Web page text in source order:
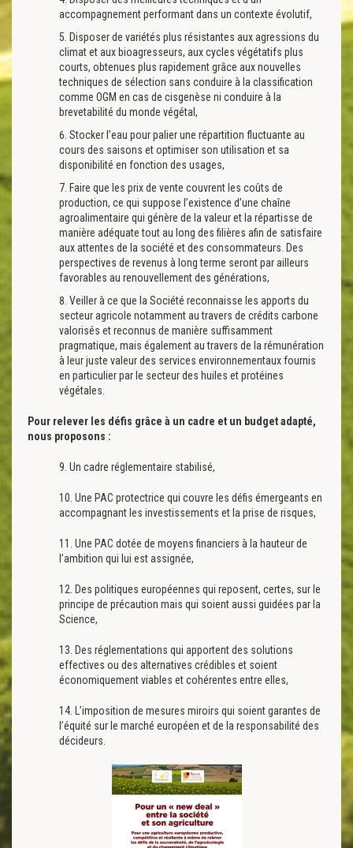
accompagnement performant dans un contexte évolutif,
Disposer de variétés plus résistantes aux agressions du
climat et aux bioagresseurs, aux cycles végétatifs plus
courts, obtenues plus rapidement grâce aux nouvelles
techniques de sélection sans conduire à la classification
comme OGM en cas de cisgenèse ni conduire à la
brevetabilité du monde végétal,
Stocker l’eau pour palier une répartition fluctuante au
cours des saisons et optimiser son utilisation et sa
disponibilité en fonction des usages,
Faire que les prix de vente couvrent les coûts de
production, ce qui suppose l’existence d’une chaîne
agroalimentaire qui génère de la valeur et la répartisse de
manière adéquate tout au long des filières afin de satisfaire
aux attentes de la société et des consommateurs. Des
perspectives de revenus à long terme seront par ailleurs
favorables au renouvellement des générations,
Veiller à ce que la Société reconnaisse les apports du
secteur agricole notamment au travers de crédits carbone
valorisés et reconnus de manière suffisamment
pragmatique, mais également au travers de la rémunération
à leur juste valeur des services environnementaux fournis
en particulier par le secteur des huiles et protéines
végétales.
Pour relever les défis grâce à un cadre et un budget adapté,
nous proposons :
9. Un cadre réglementaire stabilisé,
10. Une PAC protectrice qui couvre les défis émergeants en
accompagnant les investissements et la prise de risques,
11. Une PAC dotée de moyens financiers à la hauteur de
l’ambition qui lui est assignée,
12. Des politiques européennes qui reposent, certes, sur le
principe de précaution mais qui soient aussi guidées par la
Science,
13. Des réglementations qui apportent des solutions
effectives ou des alternatives crédibles et soient
économiquement viables et cohérentes entre elles,
14. L’imposition de mesures miroirs qui soient garantes de
l’équité sur le marché européen et de la responsabilité des
décideurs.